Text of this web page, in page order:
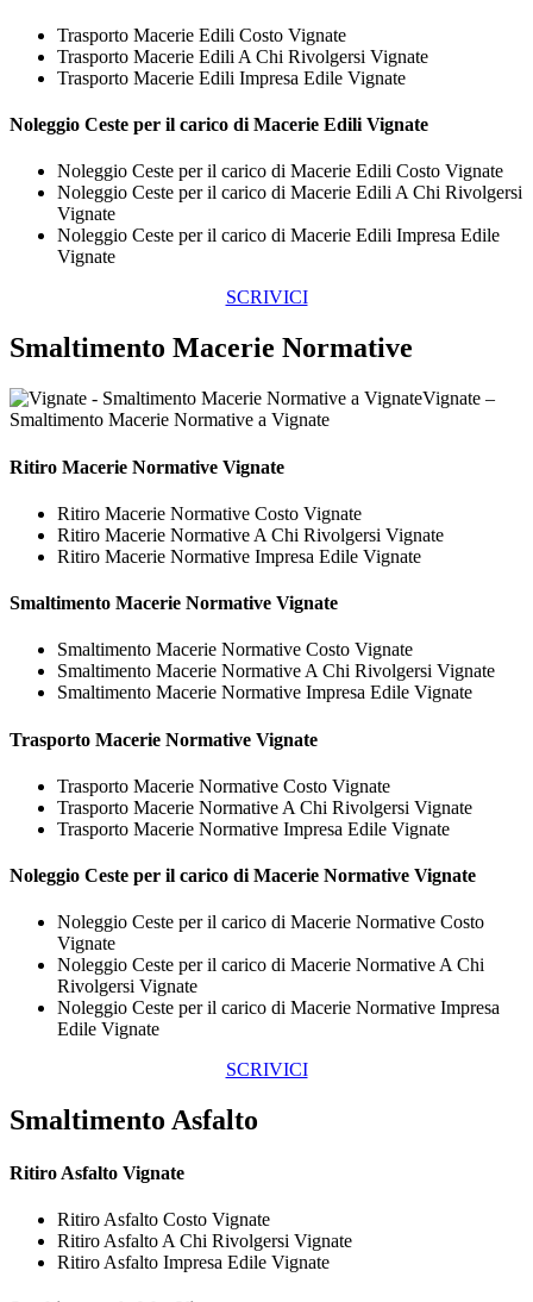
Trasporto Macerie Edili Costo Vignate
Trasporto Macerie Edili A Chi Rivolgersi Vignate
Trasporto Macerie Edili Impresa Edile Vignate
Noleggio Ceste per il carico di Macerie Edili Vignate
Noleggio Ceste per il carico di Macerie Edili Costo Vignate
Noleggio Ceste per il carico di Macerie Edili A Chi Rivolgersi
Vignate
Noleggio Ceste per il carico di Macerie Edili Impresa Edile
Vignate
SCRIVICI
Smaltimento Macerie Normative
Vignate –
Smaltimento Macerie Normative a Vignate
Ritiro Macerie Normative Vignate
Ritiro Macerie Normative Costo Vignate
Ritiro Macerie Normative A Chi Rivolgersi Vignate
Ritiro Macerie Normative Impresa Edile Vignate
Smaltimento Macerie Normative Vignate
Smaltimento Macerie Normative Costo Vignate
Smaltimento Macerie Normative A Chi Rivolgersi Vignate
Smaltimento Macerie Normative Impresa Edile Vignate
Trasporto Macerie Normative Vignate
Trasporto Macerie Normative Costo Vignate
Trasporto Macerie Normative A Chi Rivolgersi Vignate
Trasporto Macerie Normative Impresa Edile Vignate
Noleggio Ceste per il carico di Macerie Normative Vignate
Noleggio Ceste per il carico di Macerie Normative Costo
Vignate
Noleggio Ceste per il carico di Macerie Normative A Chi
Rivolgersi Vignate
Noleggio Ceste per il carico di Macerie Normative Impresa
Edile Vignate
SCRIVICI
Smaltimento Asfalto
Ritiro Asfalto Vignate
Ritiro Asfalto Costo Vignate
Ritiro Asfalto A Chi Rivolgersi Vignate
Ritiro Asfalto Impresa Edile Vignate